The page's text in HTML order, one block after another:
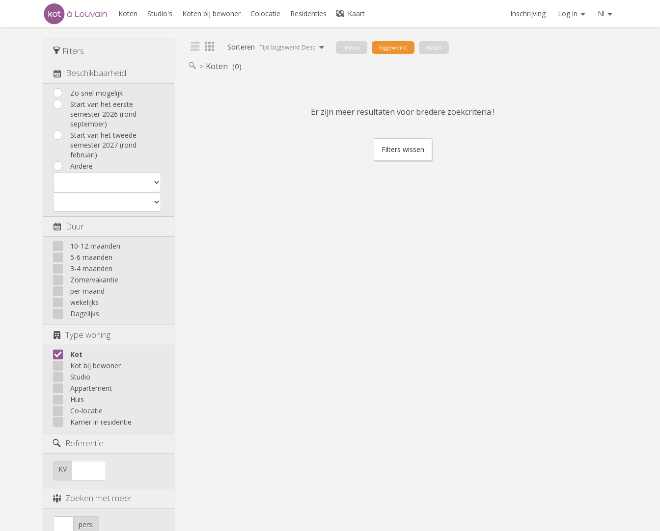
Koten Studio's Koten bij bewoner Colocatie Residenties Kaart Inschrijving Log in Nl
Filters
Beschikbaarheid
Zo snel mogelijk
Start van het eerste
semester 2026 (rond
september)
Start van het tweede
semester 2027 (rond
februari)
Andere
Duur
10-12 maanden
5-6 maanden
3-4 maanden
Zomervakantie
per maand
wekelijks
Dagelijks
Type woning
Kot
Kot bij bewoner
Studio
Appartement
Huis
Co-locatie
Kamer in residentie
Referentie
KV
Zoeken met meer
pers.
Sorteren Tijd bijgewerkt Desc Nieuw Bijgewerkt Actief
Koten (0)
Er zijn meer resultaten voor bredere zoekcriteria !
Filters wissen